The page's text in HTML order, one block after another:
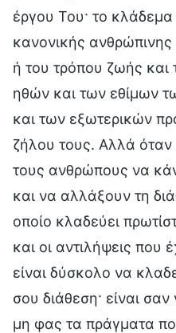
έργου Του· το
κανονικής
ή του τρόπου ζωής
ηθών και των εθίμων
και των εξωτερικών
ζήλου τους. Αλλά όταν
τους ανθρώπους να
και να αλλάξουν τη
οποίο κλαδεύει
και οι αντιλήψεις που
είναι δύσκολο να
σου διάθεση· είναι
μη φας τα πράγματα